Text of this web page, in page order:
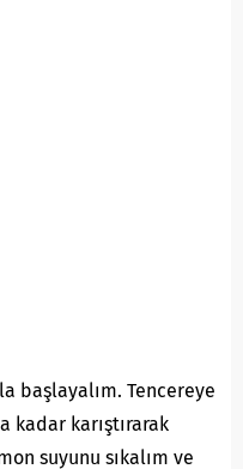
başlayalım. Tencereye
kadar karıştırarak
suyunu sıkalım ve